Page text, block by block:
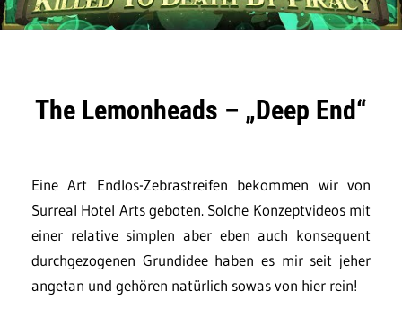
The Lemonheads – „Deep End“
Eine Art Endlos-Zebrastreifen bekommen wir von
Surreal Hotel Arts geboten. Solche Konzeptvideos mit
einer relative simplen aber eben auch konsequent
durchgezogenen Grundidee haben es mir seit jeher
angetan und gehören natürlich sowas von hier rein!